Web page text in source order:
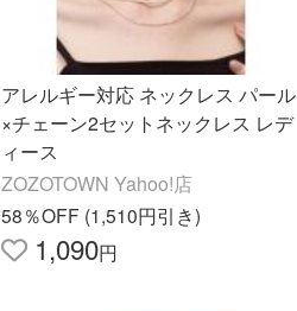
アレルギー対応 ネックレス パール
×チェーン2セットネックレス レデ
ィース
ZOZOTOWN Yahoo!店
58％OFF (1,510円引き)
1,090円